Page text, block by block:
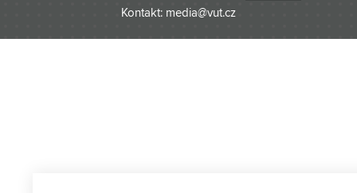
Kontakt: media@vut.cz